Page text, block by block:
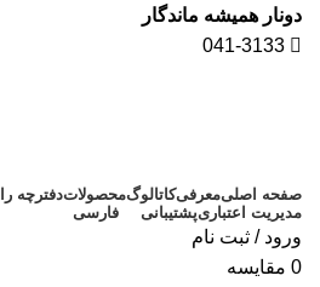
دونار همیشه ماندگار
041-3133
صفحه اصلیمعرفیکاتالوگمحصولاتدفترچه
مدیریت اعتباریپشتیبانی فارسی
ورود / ثبت نام
0 مقايسه